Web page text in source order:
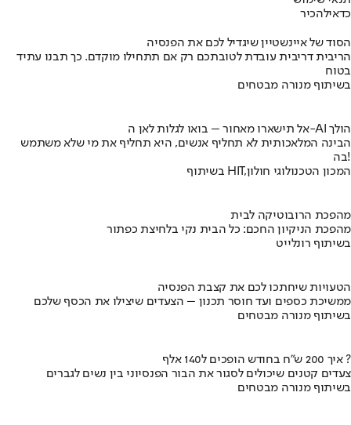
כדאילהכיר
הסוד של איינשטיין שיגדיל לכם את הפנסיה
הריבית דריבית עובדת לטובתכם רק אם תתחילו מוקדם. כך תבנו עתיד
בטוח
בשיתוף מנורה מבטחים
אל תישארו מאחור – בואו לגלות לאן ה-AI הולך
הבינה המלאכותית לא תחליף אנשים, היא תחליף את מי שלא משתמש
בה!
בשיתוף HIT,המכון הטכנולוגי חולון
מהפכת הרובוטיקה לבית
מהפכת הניקיון החכם: כל הבית נקי בלחיצת כפתור
בשיתוף רונלייט
הטעויות שיחתכו לכם את קצבת הפנסיה
ממשיכת כספים ועד חוסר תכנון – הצעדים שיצילו את הכסף שלכם
בשיתוף מנורה מבטחים
איך 200 ש"ח בחודש הופכים ל140 אלף ?
צעדים קטנים שיכולים לסגור את הבור הפנסיוני בין נשים לגברים
בשיתוף מנורה מבטחים